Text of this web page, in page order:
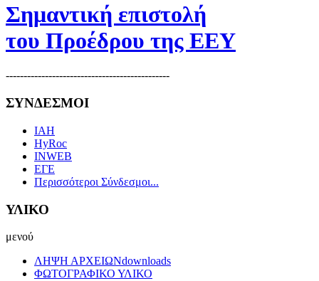
Σημαντική επιστολή
του Προέδρου της ΕΕΥ
----------------------------------------------
ΣΥΝΔΕΣΜΟΙ
IAH
HyRoc
INWEB
ΕΓΕ
Περισσότεροι Σύνδεσμοι...
ΥΛΙΚΟ
μενού
ΛΗΨΗ ΑΡΧΕΙΩΝdownloads
ΦΩΤΟΓΡΑΦΙΚΟ ΥΛΙΚΟ